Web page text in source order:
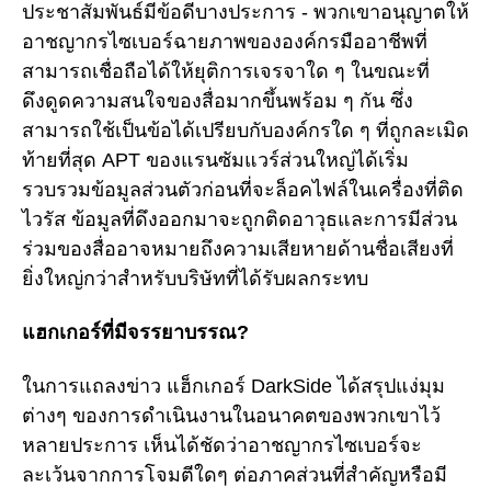
ประชาสัมพันธ์มีข้อดีบางประการ - พวกเขาอนุญาตให้
อาชญากรไซเบอร์ฉายภาพขององค์กรมืออาชีพที่
สามารถเชื่อถือได้ให้ยุติการเจรจาใด ๆ ในขณะที่
ดึงดูดความสนใจของสื่อมากขึ้นพร้อม ๆ กัน ซึ่ง
สามารถใช้เป็นข้อได้เปรียบกับองค์กรใด ๆ ที่ถูกละเมิด
ท้ายที่สุด APT ของแรนซัมแวร์ส่วนใหญ่ได้เริ่ม
รวบรวมข้อมูลส่วนตัวก่อนที่จะล็อคไฟล์ในเครื่องที่ติด
ไวรัส ข้อมูลที่ดึงออกมาจะถูกติดอาวุธและการมีส่วน
ร่วมของสื่ออาจหมายถึงความเสียหายด้านชื่อเสียงที่
ยิ่งใหญ่กว่าสำหรับบริษัทที่ได้รับผลกระทบ
แฮกเกอร์ที่มีจรรยาบรรณ?
ในการแถลงข่าว แฮ็กเกอร์ DarkSide ได้สรุปแง่มุม
ต่างๆ ของการดำเนินงานในอนาคตของพวกเขาไว้
หลายประการ เห็นได้ชัดว่าอาชญากรไซเบอร์จะ
ละเว้นจากการโจมตีใดๆ ต่อภาคส่วนที่สำคัญหรือมี